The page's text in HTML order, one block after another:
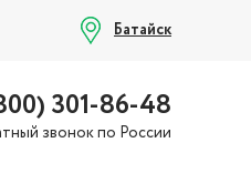
Батайск
301-86-48
звонок по России